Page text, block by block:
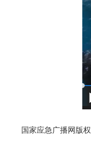
国家应急广播网版权